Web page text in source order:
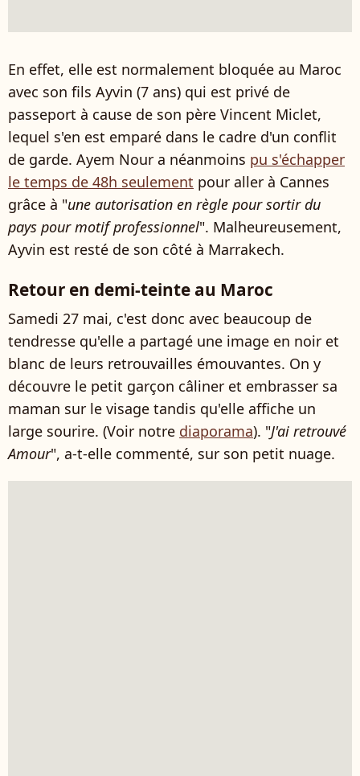
En effet, elle est normalement bloquée au Maroc
avec son fils Ayvin (7 ans) qui est privé de
passeport à cause de son père Vincent Miclet,
lequel s'en est emparé dans le cadre d'un conflit
de garde. Ayem Nour a néanmoins pu s'échapper
le temps de 48h seulement pour aller à Cannes
grâce à "une autorisation en règle pour sortir du
pays pour motif professionnel". Malheureusement,
Ayvin est resté de son côté à Marrakech.
Retour en demi-teinte au Maroc
Samedi 27 mai, c'est donc avec beaucoup de
tendresse qu'elle a partagé une image en noir et
blanc de leurs retrouvailles émouvantes. On y
découvre le petit garçon câliner et embrasser sa
maman sur le visage tandis qu'elle affiche un
large sourire. (Voir notre diaporama). "J'ai retrouvé
Amour", a-t-elle commenté, sur son petit nuage.